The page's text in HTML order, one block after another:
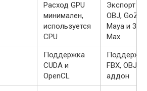
Расход GPU
минимален,
используется
CPU
Экспорт в
OBJ, GoZ
Maya и 3ds
Max
Поддержка
CUDA и
OpenCL
FBX, OBJ,
аддон